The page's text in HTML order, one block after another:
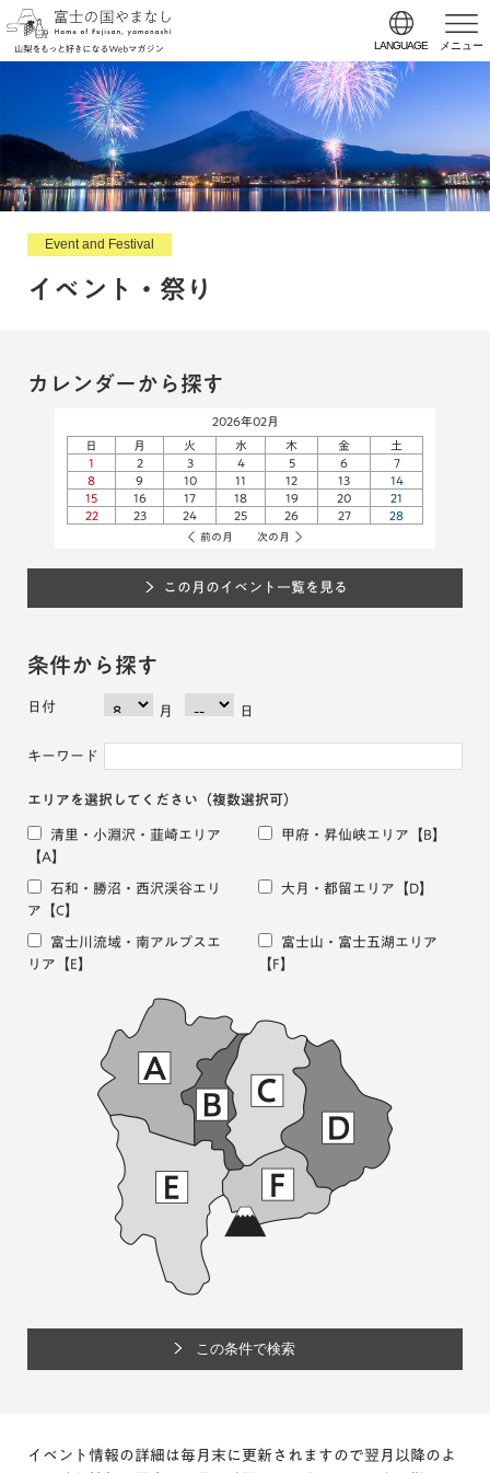
LANGUAGE メニュー
Event and Festival
イベント・祭り
カレンダーから探す
2026年02月
日
月 火 水 木 金
土
1
2 3 4 5 6
7
8
9 10 11 12 13
14
15
16 17 18 19 20
21
22
23 24 25 26 27 28
前の月 次の月
この月のイベント一覧を見る
条件から探す
日付 月 日
キーワード
エリアを選択してください （複数選択可）
清里・小淵沢・韮崎エリア
【A】
甲府・昇仙峡エリア 【B】
石和・勝沼・西沢渓谷エリ
ア 【C】
大月・都留エリア 【D】
富士川流域・南アルプスエ
リア 【E】
富士山・富士五湖エリア
【F】
イベント情報の詳細は毎月末に更新されますので翌月以降のよ